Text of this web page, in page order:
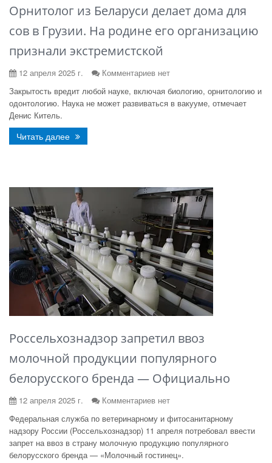
Орнитолог из Беларуси делает дома для
сов в Грузии. На родине его организацию
признали экстремистской
12 апреля 2025 г.
Комментариев нет
Закрытость вредит любой науке, включая биологию, орнитологию и
одонтологию. Наука не может развиваться в вакууме, отмечает
Денис Китель.
Читать далее
Россельхознадзор запретил ввоз
молочной продукции популярного
белорусского бренда — Официально
12 апреля 2025 г.
Комментариев нет
Федеральная служба по ветеринарному и фитосанитарному
надзору России (Россельхознадзор) 11 апреля потребовал ввести
запрет на ввоз в страну молочную продукцию популярного
белорусского бренда — «Молочный гостинец».